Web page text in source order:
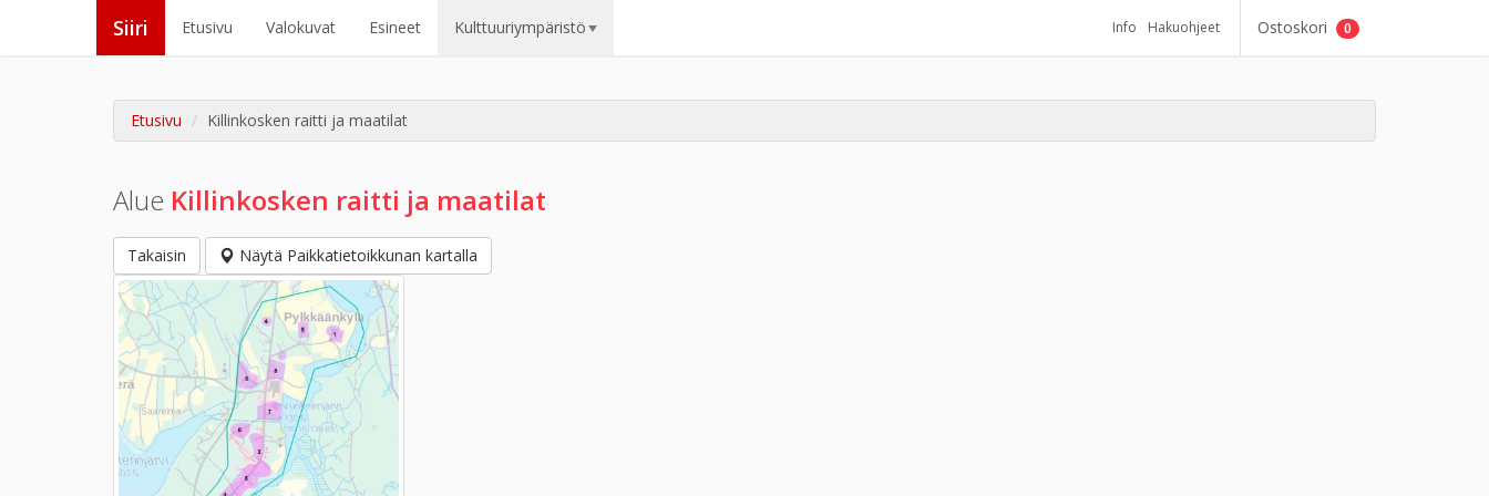
Siiri Etusivu Valokuvat Esineet Kulttuuriympäristö Info Hakuohjeet Ostoskori 0
Etusivu Killinkosken raitti ja maatilat
Alue Killinkosken raitti ja maatilat
Takaisin Näytä Paikkatietoikkunan kartalla